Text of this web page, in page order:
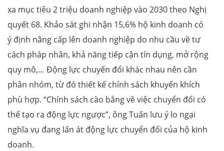
xa mục tiêu 2 triệu doanh nghiệp vào 2030 theo Nghị
quyết 68. Khảo sát ghi nhận 15,6% hộ kinh doanh có
ý định nâng cấp lên doanh nghiệp do nhu cầu về tư
cách pháp nhân, khả năng tiếp cận tín dụng, mở rộng
quy mô,… Động lực chuyển đổi khác nhau nên cần
phân nhóm, từ đó thiết kế chính sách khuyến khích
phù hợp. “Chính sách cào bằng về việc chuyển đổi có
thể tạo ra động lực ngược”, ông Tuấn lưu ý lo ngại
nghĩa vụ đang lấn át động lực chuyển đổi của hộ kinh
doanh.